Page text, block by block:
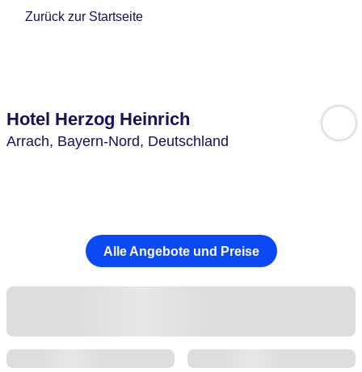
Zurück zur Startseite
Hotel Herzog Heinrich
Arrach, Bayern-Nord, Deutschland
Alle Angebote und Preise